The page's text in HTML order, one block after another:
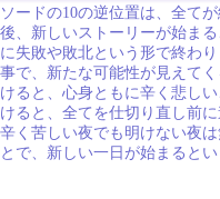
ソードの10の逆位置は、全て
後、新しいストーリーが始ま
に失敗や敗北という形で終わ
事で、新たな可能性が見えて
けると、心身ともに辛く悲し
けると、全てを仕切り直し前
辛く苦しい夜でも明けない夜
とで、新しい一日が始まると